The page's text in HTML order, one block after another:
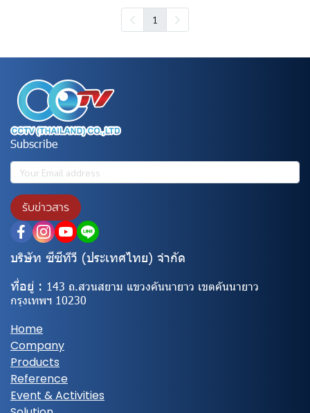
1
Subscribe
รับข่าวสาร
บริษัท ซีซีทีวี (ประเทศไทย) จํากัด
ที่อยู่ : 143 ถ.สวนสยาม แขวงคันนายาว เขตคันนายาว
กรุงเทพฯ 10230
Home
Company
Products
Reference
Event & Activities